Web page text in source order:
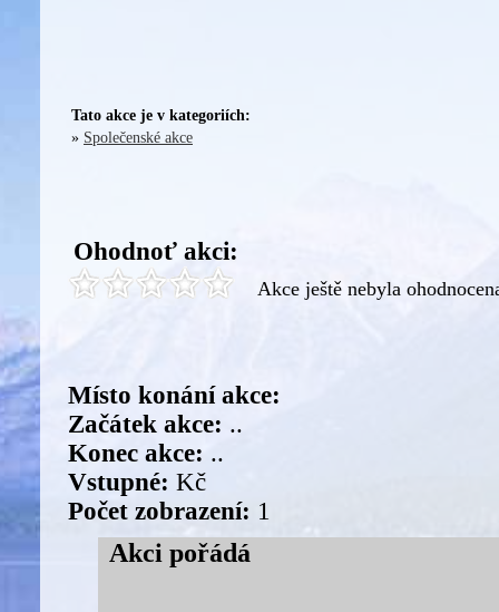
Tato akce je v kategoriích:
» Společenské akce
Ohodnoť akci:
Akce ještě nebyla
Místo konání akce:
Začátek akce: ..
Konec akce: ..
Vstupné: Kč
Počet zobrazení: 1
Akci pořádá